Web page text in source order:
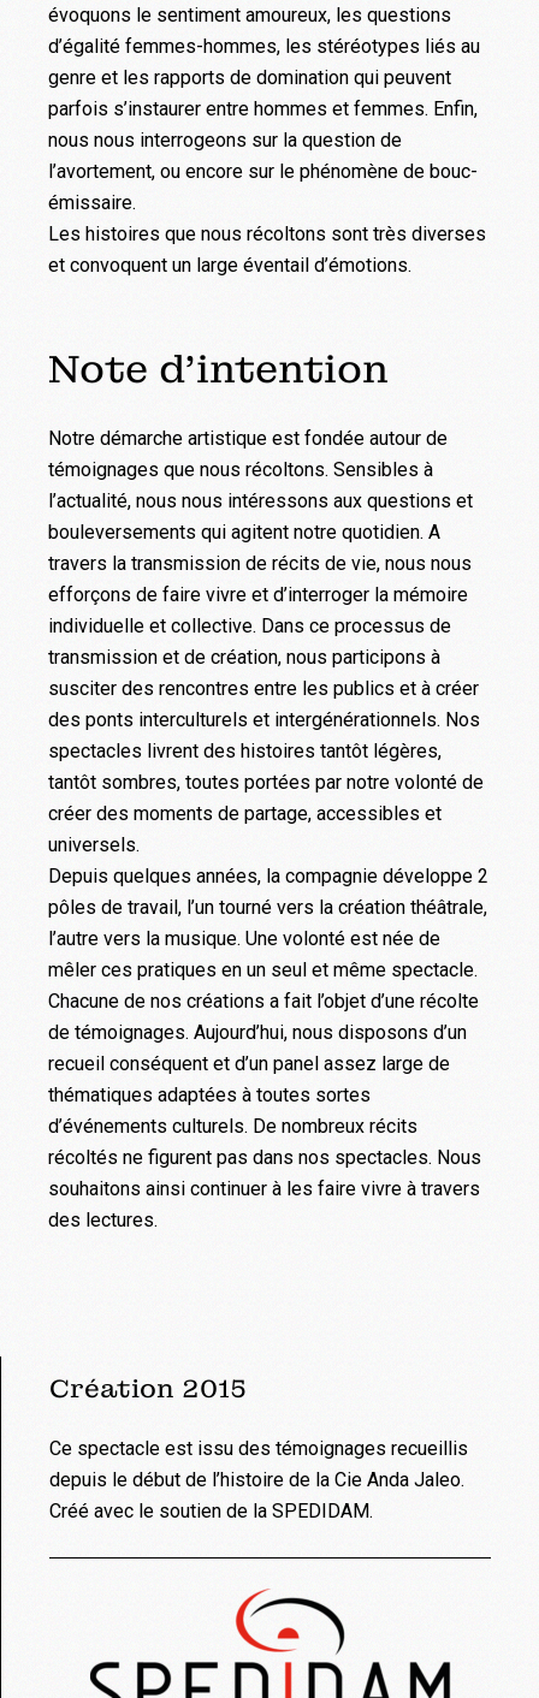
évoquons le sentiment amoureux, les questions
d’égalité femmes-hommes, les stéréotypes liés au
genre et les rapports de domination qui peuvent
parfois s’instaurer entre hommes et femmes. Enfin,
nous nous interrogeons sur la question de
l’avortement, ou encore sur le phénomène de bouc-
émissaire.
Les histoires que nous récoltons sont très diverses
et convoquent un large éventail d’émotions.
Note d’intention
Notre démarche artistique est fondée autour de
témoignages que nous récoltons. Sensibles à
l’actualité, nous nous intéressons aux questions et
bouleversements qui agitent notre quotidien. A
travers la transmission de récits de vie, nous nous
efforçons de faire vivre et d’interroger la mémoire
individuelle et collective. Dans ce processus de
transmission et de création, nous participons à
susciter des rencontres entre les publics et à créer
des ponts interculturels et intergénérationnels. Nos
spectacles livrent des histoires tantôt légères,
tantôt sombres, toutes portées par notre volonté de
créer des moments de partage, accessibles et
universels.
Depuis quelques années, la compagnie développe 2
pôles de travail, l’un tourné vers la création théâtrale,
l’autre vers la musique. Une volonté est née de
mêler ces pratiques en un seul et même spectacle.
Chacune de nos créations a fait l’objet d’une récolte
de témoignages. Aujourd’hui, nous disposons d’un
recueil conséquent et d’un panel assez large de
thématiques adaptées à toutes sortes
d’événements culturels. De nombreux récits
récoltés ne figurent pas dans nos spectacles. Nous
souhaitons ainsi continuer à les faire vivre à travers
des lectures.
Création 2015
Ce spectacle est issu des témoignages recueillis
depuis le début de l’histoire de la Cie Anda Jaleo.
Créé avec le soutien de la SPEDIDAM.